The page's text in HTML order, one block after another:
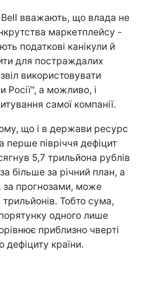
вважають, що влада не
маркетплейсу -
податкові канікули й
для постраждалих
використовувати
Росії", а можливо, і
самої компанії.
що і в держави ресурс
перше півріччя дефіцит
5,7 трильйона рублів
більше за річний план, а
за прогнозами, може
Тобто сума,
одного лише
приблизно чверті
дефіциту країни.